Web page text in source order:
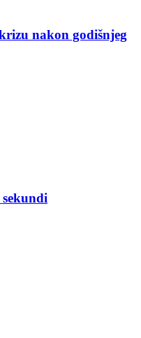
nakon godišnjeg